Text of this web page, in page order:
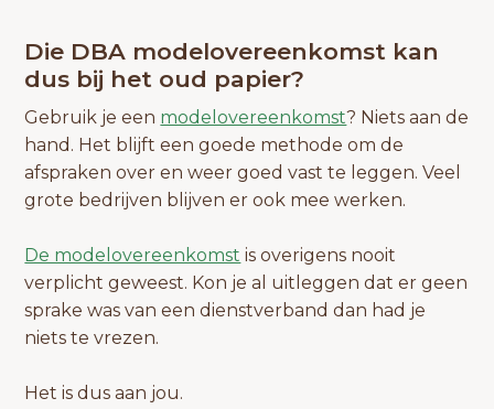
Die DBA modelovereenkomst kan
dus bij het oud papier?
Gebruik je een modelovereenkomst? Niets aan de
hand. Het blijft een goede methode om de
afspraken over en weer goed vast te leggen. Veel
grote bedrijven blijven er ook mee werken.
De modelovereenkomst is overigens nooit
verplicht geweest. Kon je al uitleggen dat er geen
sprake was van een dienstverband dan had je
niets te vrezen.
Het is dus aan jou.